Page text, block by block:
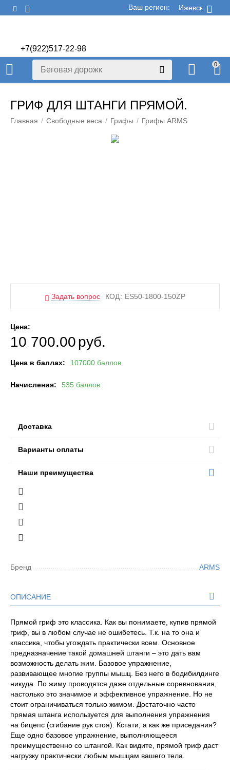
Ижевск
Ваш регион:
+7(922)517-22-98
+7(922)506-70-60
0
ГРИФ ДЛЯ ШТАНГИ ПРЯМОЙ.
Главная / Свободные веса / Грифы / Грифы ARMS
Задать вопрос КОД: ES50-1800-150ZP
Цена:
10 700.00руб.
Цена в баллах: 107000 баллов
Начисления: 535 баллов
Доставка
Варианты оплаты
Наши преимущества
Бренд ARMS
ОПИСАНИЕ
Прямой гриф это классика. Как вы понимаете, купив прямой
гриф, вы в любом случае не ошибетесь. Т.к. на то она и
классика, чтобы угождать практически всем. Основное
предназначение такой домашней штанги – это дать вам
возможность делать жим. Базовое упражнение,
развивающее многие группы мышц. Без него в бодибилдинге
никуда. По жиму проводятся даже отдельные соревнования,
настолько это значимое и эффективное упражнение. Но не
стоит ограничиваться только жимом. Достаточно часто
прямая штанга используется для выполнения упражнения
на бицепс (сгибание рук стоя). Кстати, а как же приседания?
Еще одно базовое упражнение, выполняющееся
преимущественно со штангой. Как видите, прямой гриф даст
нагрузку практически любым мышцам вашего тела.